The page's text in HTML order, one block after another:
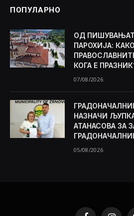
ПОПУЛАРНО
ОД
ПАРОХИЈА:
КОГА Е
07/08/2026
НАЗНАЧИ
АТАНАСОВА ЗА
05/08/2026